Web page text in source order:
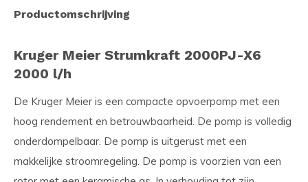
Productomschrijving
Kruger Meier Strumkraft 2000PJ-X6
2000 l/h
De Kruger Meier is een compacte opvoerpomp met een
hoog rendement en betrouwbaarheid. De pomp is volledig
onderdompelbaar. De pomp is uitgerust met een
makkelijke stroomregeling. De pomp is voorzien van een